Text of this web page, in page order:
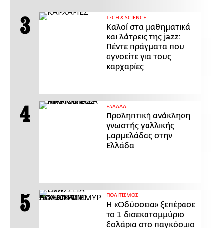
ΤECH & SCIENCE
Καλοί στα μαθηματικά
και λάτρεις της jazz:
Πέντε πράγματα που
αγνοείτε για τους
καρχαρίες
ΕΛΛΑΔΑ
Προληπτική ανάκληση
γνωστής γαλλικής
μαρμελάδας στην
Ελλάδα
ΠΟΛΙΤΙΣΜΟΣ
Η «Οδύσσεια» ξεπέρασε
το 1 δισεκατομμύριο
δολάρια στο παγκόσμιο